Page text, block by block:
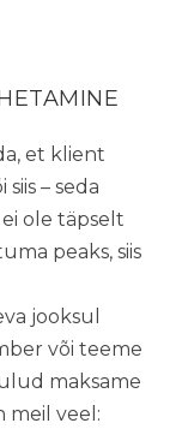
et klient
– seda
ole täpselt
peaks, siis
jooksul
või teeme
maksame
meil veel: